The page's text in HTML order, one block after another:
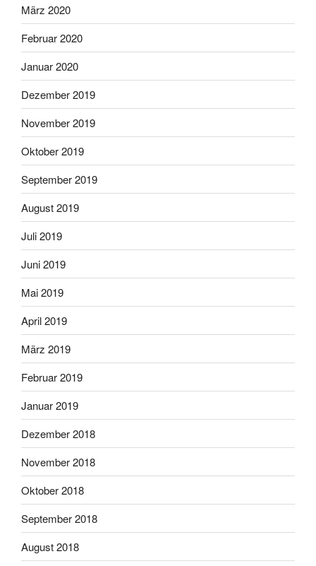
März 2020
Februar 2020
Januar 2020
Dezember 2019
November 2019
Oktober 2019
September 2019
August 2019
Juli 2019
Juni 2019
Mai 2019
April 2019
März 2019
Februar 2019
Januar 2019
Dezember 2018
November 2018
Oktober 2018
September 2018
August 2018